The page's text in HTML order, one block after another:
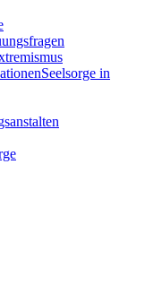
Seelsorge in